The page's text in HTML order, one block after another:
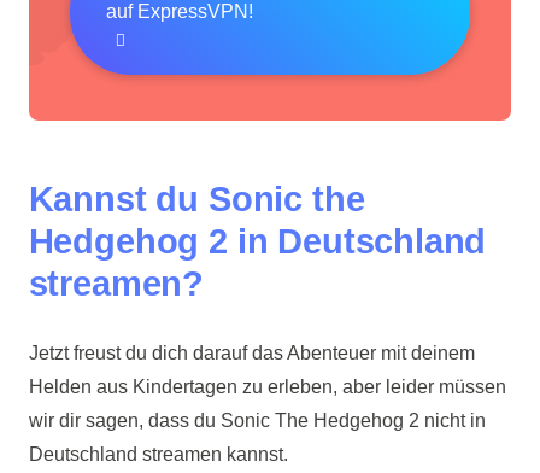
auf ExpressVPN!
Kannst du Sonic the
Hedgehog 2 in Deutschland
streamen?
Jetzt freust du dich darauf das Abenteuer mit deinem
Helden aus Kindertagen zu erleben, aber leider müssen
wir dir sagen, dass du Sonic The Hedgehog 2 nicht in
Deutschland streamen kannst.